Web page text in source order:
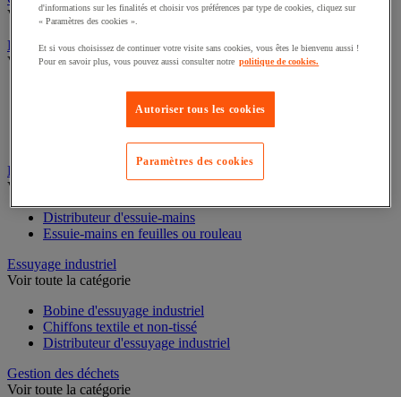
Cireuse à chaussures
Voir toute la catégorie
Équipement sanitaires, douche et salle de bain
Cloison et cabine pour sanitaires
Équipement sanitaires
Essuie-mains et distributeur d’essuie-mains
Distributeur d'essuie-mains
Essuyage industriel
Bobine d'essuyage industriel
Chiffons textile et non-tissé
Gestion des déchets
d'informations sur les finalités et choisir vos préférences par type de cookies, cliquez sur
« Paramètres des cookies ».
Et si vous choisissez de continuer votre visite sans cookies, vous êtes le bienvenu aussi !
Pour en savoir plus, vous pouvez aussi consulter notre politique de cookies.
Autoriser tous les cookies
Paramètres des cookies